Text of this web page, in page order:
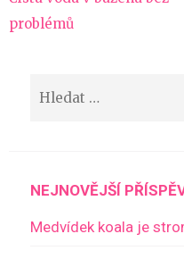
pro
problémů
NEJNOVĚJŠÍ
Medvídek koala je